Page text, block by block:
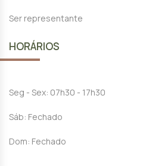
Ser representante
HORÁRIOS
Seg - Sex: 07h30 - 17h30
Sáb: Fechado
Dom: Fechado